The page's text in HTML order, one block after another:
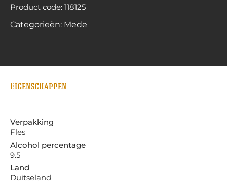
Product code: 118125
Categorieën: Mede
Eigenschappen
Verpakking
Fles
Alcohol percentage
9.5
Land
Duitseland